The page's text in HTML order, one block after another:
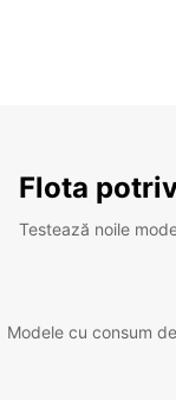
Flota
Testează noile
Modele cu consum